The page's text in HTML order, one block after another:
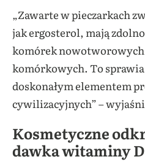
„Zawarte w pieczarkach
jak ergosterol, mają
komórek
komórkowych. To
doskonałym elementem
cywilizacyjnych” –
Kosmetyczne
dawka witaminy D